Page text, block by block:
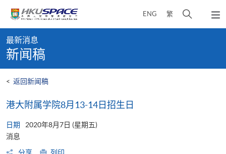
content
ENG 繁
开
弹
出
content
start
最新消息
新闻稿
< 返回新闻稿
港大附属学院8月13-14日招生日
日期
2020年8月7日 (星期五)
消息
分享
列印